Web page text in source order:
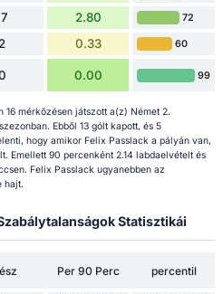
2.80 72
2 0.33 60
0.00 99
16 mérkőzésen játszott a(z) Német 2.
Ebből 13 gólt kapott, és 5
hogy amikor Felix Passlack a pályán van,
Emellett 90 percenként 2.14 labdaelvételt és
Felix Passlack ugyanebben az
hajt.
Statisztikái
Per 90 Perc percentil